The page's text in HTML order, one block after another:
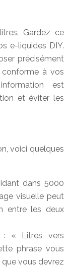
Gardez ce
e-liquides DIY.
précisément
conforme à vos
est
et éviter les
voici quelques
dans 5000
visuelle peut
entre les deux
: « Litres vers
phrase vous
vous devrez